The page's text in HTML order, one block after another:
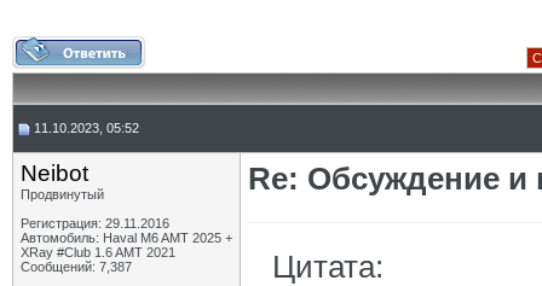
11.10.2023, 05:52
Neibot
Продвинутый
Регистрация: 29.11.2016
Автомобиль: Haval M6 AMT 2025 +
XRay #Club 1.6 AMT 2021
Сообщений: 7,387
Re: Обсуждение
Цитата: